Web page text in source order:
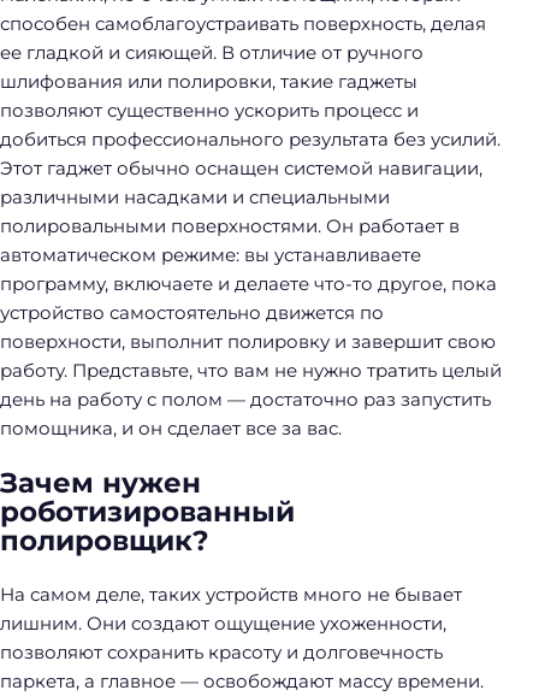
способен самоблагоустраивать поверхность, делая
ее гладкой и сияющей. В отличие от ручного
шлифования или полировки, такие гаджеты
позволяют существенно ускорить процесс и
добиться профессионального результата без усилий.
Этот гаджет обычно оснащен системой навигации,
различными насадками и специальными
полировальными поверхностями. Он работает в
автоматическом режиме: вы устанавливаете
программу, включаете и делаете что-то другое, пока
устройство самостоятельно движется по
поверхности, выполнит полировку и завершит свою
работу. Представьте, что вам не нужно тратить целый
день на работу с полом — достаточно раз запустить
помощника, и он сделает все за вас.
Зачем нужен
роботизированный
полировщик?
На самом деле, таких устройств много не бывает
лишним. Они создают ощущение ухоженности,
позволяют сохранить красоту и долговечность
паркета, а главное — освобождают массу времени.